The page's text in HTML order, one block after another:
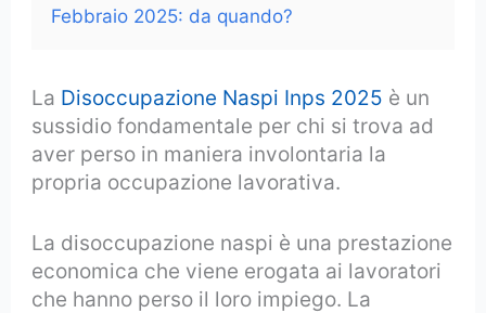
Febbraio 2025: da quando?
La Disoccupazione Naspi Inps 2025 è un
sussidio fondamentale per chi si trova ad
aver perso in maniera involontaria la
propria occupazione lavorativa.
La disoccupazione naspi è una prestazione
economica che viene erogata ai lavoratori
che hanno perso il loro impiego. La